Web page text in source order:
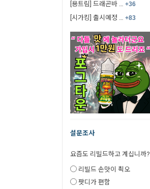
[용트림] 드래곤바 … +36
[시가킹] 출시예정 … +83
설문조사
요즘도 리빌드하고 계십니까?
리빌드 손맛이 쵝오
팟디가 편함